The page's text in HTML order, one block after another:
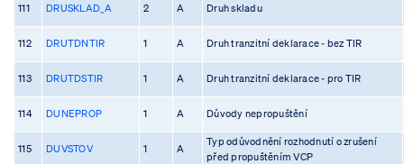
111 DRUSKLAD_A 2 A Druh skladu
112 DRUTDNTIR 1 A Druh tranzitní deklarace - bez TIR
113 DRUTDSTIR 1 A Druh tranzitní deklarace - pro TIR
114 DUNEPROP 1 A Důvody nepropuštění
115 DUVSTOV 1 A
Typ odůvodnění rozhodnutí o zrušení
před propuštěním VCP